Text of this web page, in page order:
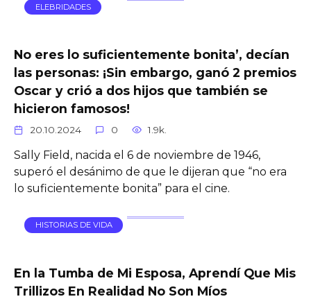
ELEBRIDADES
No eres lo suficientemente bonita’, decían
las personas: ¡Sin embargo, ganó 2 premios
Oscar y crió a dos hijos que también se
hicieron famosos!
20.10.2024 0 1.9k.
Sally Field, nacida el 6 de noviembre de 1946,
superó el desánimo de que le dijeran que “no era
lo suficientemente bonita” para el cine.
HISTORIAS DE VIDA
En la Tumba de Mi Esposa, Aprendí Que Mis
Trillizos En Realidad No Son Míos